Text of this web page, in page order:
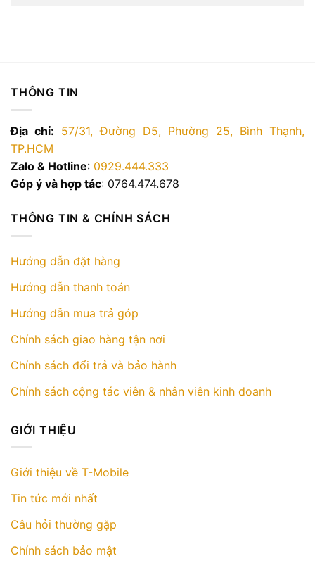
THÔNG TIN
Địa chỉ: 57/31, Đường D5, Phường 25, Bình Thạnh,
TP.HCM
Zalo & Hotline: 0929.444.333
Góp ý và hợp tác: 0764.474.678
THÔNG TIN & CHÍNH SÁCH
Hướng dẫn đặt hàng
Hướng dẫn thanh toán
Hướng dẫn mua trả góp
Chính sách giao hàng tận nơi
Chính sách đổi trả và bảo hành
Chính sách cộng tác viên & nhân viên kinh doanh
GIỚI THIỆU
Giới thiệu về T-Mobile
Tin tức mới nhất
Câu hỏi thường gặp
Chính sách bảo mật